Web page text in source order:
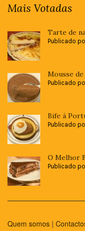
Mais Votadas
Tarte de
Publicado
Mousse
Publicado
Bife à
Publicado
O Melhor
Publicado
Quem somos |